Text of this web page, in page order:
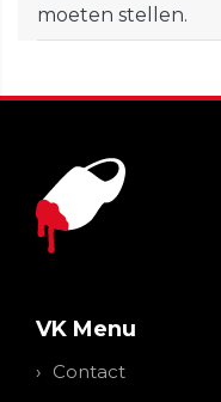
moeten stellen.
VK Menu
Contact